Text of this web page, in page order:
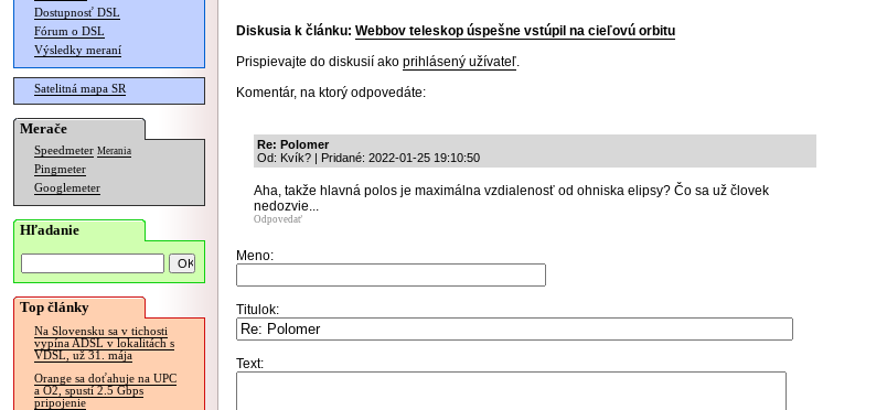
Dostupnosť DSL
Fórum o DSL
Výsledky meraní
Satelitná mapa SR
Merače
Speedmeter Merania
Pingmeter
Googlemeter
Hľadanie
Top články
Na Slovensku sa v tichosti
vypína ADSL v lokalitách s
VDSL, už 31. mája
Orange sa doťahuje na UPC
a O2, spustí 2.5 Gbps
pripojenie
Diskusia k článku: Webbov teleskop úspešne vstúpil na cieľovú orbitu
Prispievajte do diskusií ako prihlásený užívateľ.
Komentár, na ktorý odpovedáte:
Re: Polomer
Od: Kvík? | Pridané: 2022-01-25 19:10:50
Aha, takže hlavná polos je maximálna vzdialenosť od ohniska elipsy? Čo sa už človek
nedozvie...
Odpovedať
Meno:
Titulok:
Text: